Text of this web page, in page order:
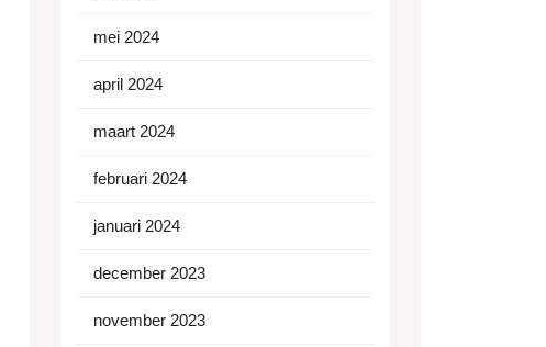
mei 2024
april 2024
maart 2024
februari 2024
januari 2024
december 2023
november 2023